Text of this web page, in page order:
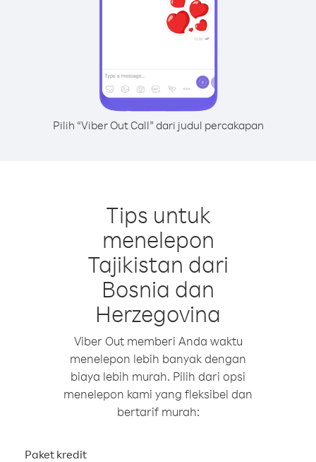
Pilih “Viber Out Call” dari judul percakapan
Tips untuk
menelepon
Tajikistan dari
Bosnia dan
Herzegovina
Viber Out memberi Anda waktu
menelepon lebih banyak dengan
biaya lebih murah. Pilih dari opsi
menelepon kami yang fleksibel dan
bertarif murah:
Paket kredit